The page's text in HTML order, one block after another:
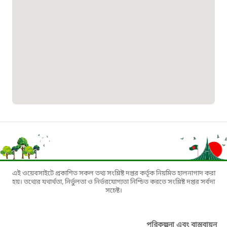
১৬৪৪৫
পাসপোর্ট বাতায়ন হটলাইন
১৬১৭১
এই ওয়েবসাইটে প্রকাশিত সকল তথ্য সংশ্লিষ্ট দপ্তর কর্তৃক নিয়মিত হালনাগাদ করা
হয়। তথ্যের যথার্থতা, নির্ভুলতা ও নির্ভরযোগ্যতা নিশ্চিত করতে সংশ্লিষ্ট দপ্তর সর্বদা
সচেষ্ট।